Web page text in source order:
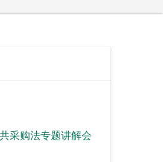
采购法专题讲解会